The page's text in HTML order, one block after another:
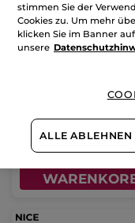
Körpermilch Monoi
8,99€ 9,99€
stimmen Sie der
Cookies zu. Um mehr
klicken Sie im Banner
unsere
ALLE ABLEHNEN